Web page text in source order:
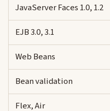
JavaServer Faces 1.0, 1.2
EJB 3.0, 3.1
Web Beans
Bean validation
Flex, Air